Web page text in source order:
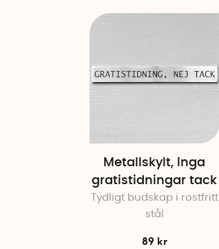
Metallskylt, Inga
gratistidningar tack
Tydligt budskap i rostfritt
stål
89 kr